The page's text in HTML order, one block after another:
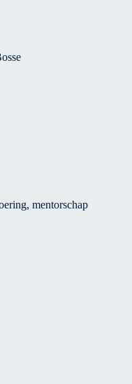
mentorschap